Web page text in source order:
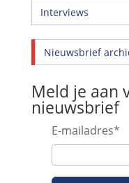
Interviews
Nieuwsbrief
Meld je aan
nieuwsbrief
E-mailadres*